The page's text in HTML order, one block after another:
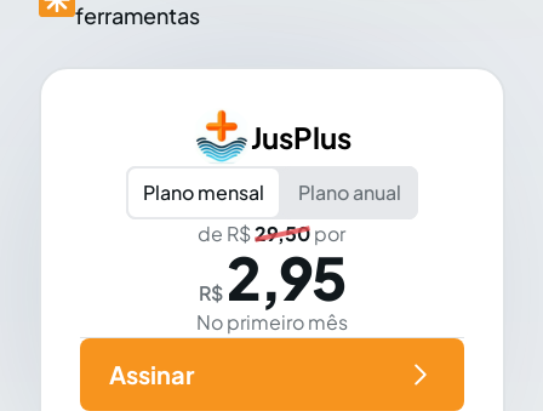
ferramentas
JusPlus
Plano mensal
Plano anual
de R$29,50por
R$ 2,95
No primeiro mês
Assinar